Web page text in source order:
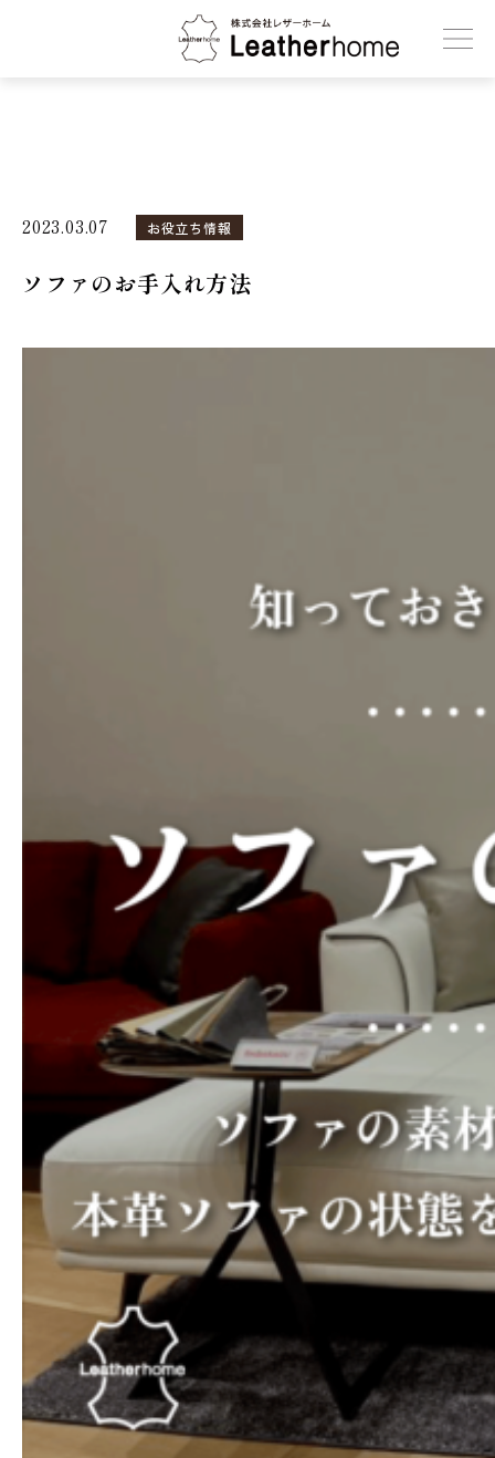
株式会社レザーホーム
2023.03.07 お役立ち情報
ソファのお手入れ方法